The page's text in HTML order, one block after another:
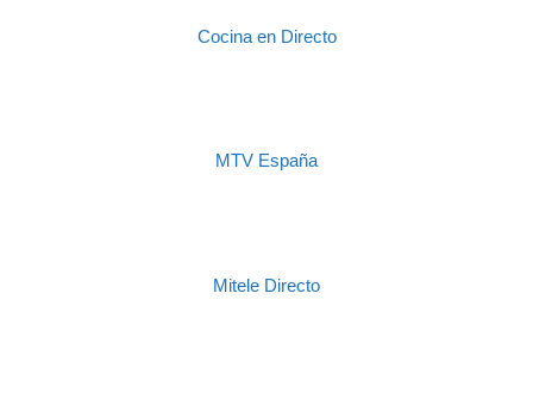
Cocina en Directo
MTV España
Mitele Directo